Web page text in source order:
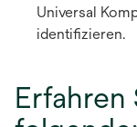
Universal
identifizieren.
Erfahren